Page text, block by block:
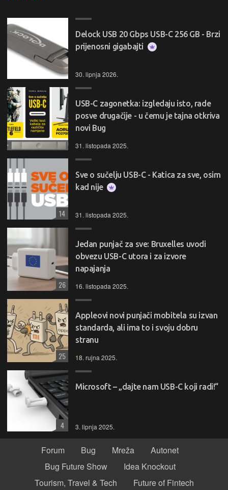
Delock USB 20 Gbps USB-C 256 GB - Brzi
prijenosni gigabajti
30. lipnja 2026.
USB-C zagonetka: izgledaju isto, rade
posve drugačije - u čemu je tajna otkriva
novi Bug
31. listopada 2025.
Sve o sučelju USB-C - Katica za sve, osim
kad nije
31. listopada 2025.
14
Jedan punjač za sve: Bruxelles uvodi
obvezu USB-C utora i za izvore
napajanja
16. listopada 2025.
26
Appleovi novi punjači mobitela su izvan
standarda, ali ima to i svoju dobru
stranu
18. rujna 2025.
25
Microsoft – „dajte nam USB-C koji radi!“
3. lipnja 2025.
4
Forum Bug Mreža
Autonet
Bug Future Show
Idea Knockout
Tourism, Travel & Tech
Future of Fintech